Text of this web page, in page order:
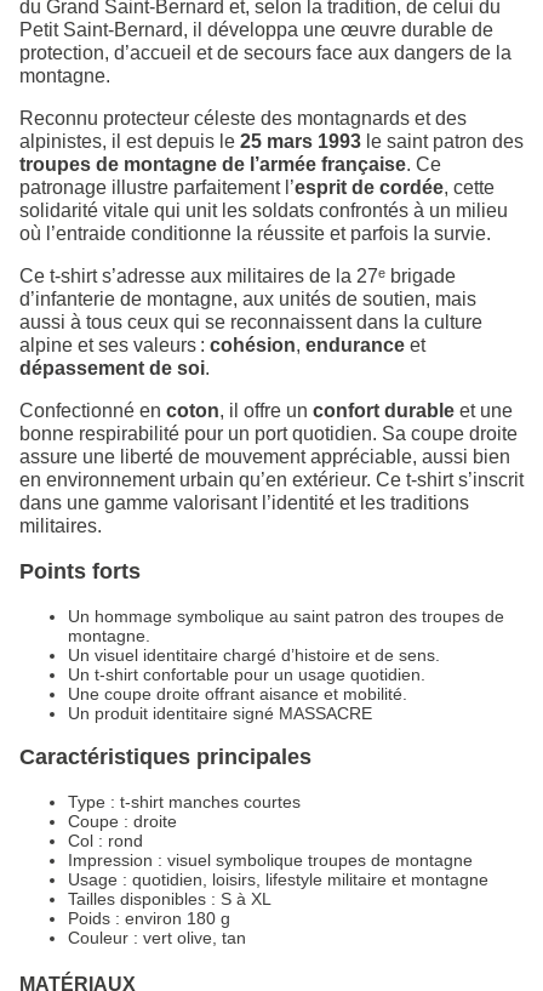
du Grand Saint-Bernard et, selon la tradition, de celui du
Petit Saint-Bernard, il développa une œuvre durable de
protection, d’accueil et de secours face aux dangers de la
montagne.
Reconnu protecteur céleste des montagnards et des
alpinistes, il est depuis le 25 mars 1993 le saint patron des
troupes de montagne de l’armée française. Ce
patronage illustre parfaitement l’esprit de cordée, cette
solidarité vitale qui unit les soldats confrontés à un milieu
où l’entraide conditionne la réussite et parfois la survie.
Ce t-shirt s’adresse aux militaires de la 27ᵉ brigade
d’infanterie de montagne, aux unités de soutien, mais
aussi à tous ceux qui se reconnaissent dans la culture
alpine et ses valeurs : cohésion, endurance et
dépassement de soi.
Confectionné en coton, il offre un confort durable et une
bonne respirabilité pour un port quotidien. Sa coupe droite
assure une liberté de mouvement appréciable, aussi bien
en environnement urbain qu’en extérieur. Ce t-shirt s’inscrit
dans une gamme valorisant l’identité et les traditions
militaires.
Points forts
Un hommage symbolique au saint patron des troupes de
montagne.
Un visuel identitaire chargé d’histoire et de sens.
Un t-shirt confortable pour un usage quotidien.
Une coupe droite offrant aisance et mobilité.
Un produit identitaire signé MASSACRE
Caractéristiques principales
Type : t-shirt manches courtes
Coupe : droite
Col : rond
Impression : visuel symbolique troupes de montagne
Usage : quotidien, loisirs, lifestyle militaire et montagne
Tailles disponibles : S à XL
Poids : environ 180 g
Couleur : vert olive, tan
MATÉRIAUX